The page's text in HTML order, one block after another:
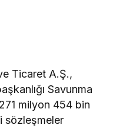
Ticaret A.Ş.,
Savunma
milyon 454 bin
sözleşmeler